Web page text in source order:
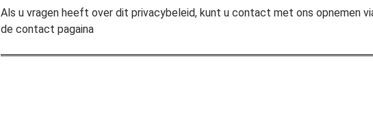
Als u vragen heeft over dit privacybeleid, kunt u contact met ons opnemen
de contact pagaina